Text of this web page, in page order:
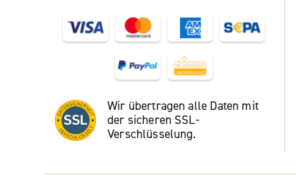
Wir übertragen alle Daten mit
der sicheren SSL-
Verschlüsselung.